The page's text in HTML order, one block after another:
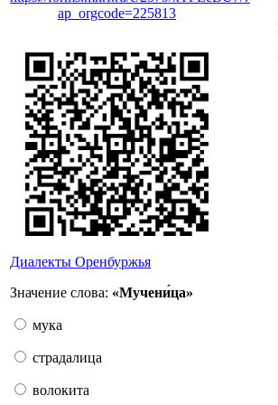
ap_orgcode=225813
Диалекты Оренбуржья
Значение слова: «Мучени́ца»
мука
страдалица
волокита